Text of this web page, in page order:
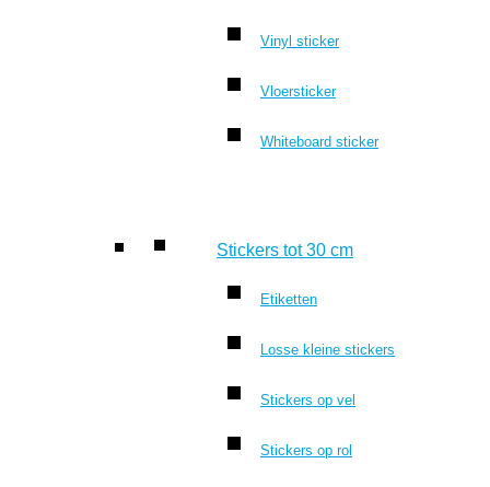
Vinyl sticker
Vloersticker
Whiteboard sticker
Stickers tot 30 cm
Etiketten
Losse kleine stickers
Stickers op vel
Stickers op rol